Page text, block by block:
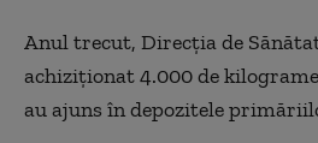
Anul trecut, Direcţia de
achiziţionat 4.000 de
au ajuns în depozitele